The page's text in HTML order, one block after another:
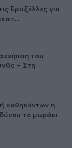
Βρυξέλλες για
του
– Στη
καθηκόντων η
το μωράκι